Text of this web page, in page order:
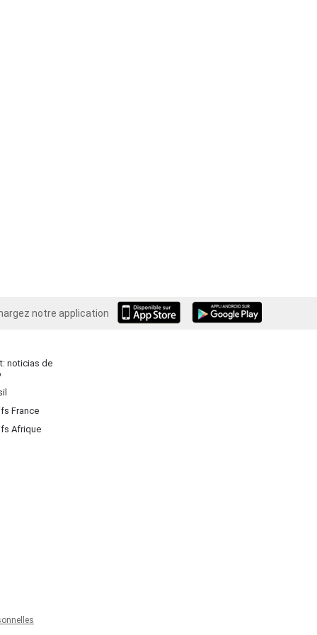
notre application
Android
noticias de
France
Afrique